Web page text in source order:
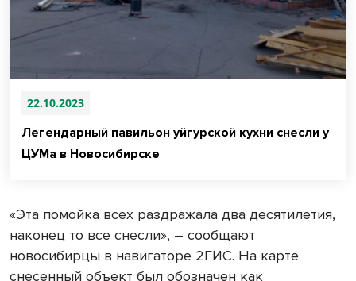
22.10.2023
Легендарный павильон уйгурской кухни снесли у
ЦУМа в Новосибирске
«Эта помойка всех раздражала два десятилетия,
наконец то все снесли», – сообщают
новосибирцы в навигаторе 2ГИС. На карте
снесенный объект был обозначен как